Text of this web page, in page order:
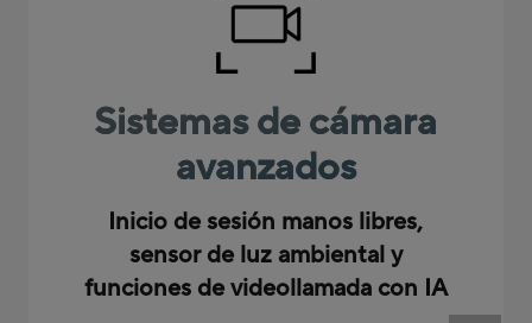
Sistemas de cámara
avanzados
Inicio de sesión manos libres,
sensor de luz ambiental y
funciones de videollamada con IA